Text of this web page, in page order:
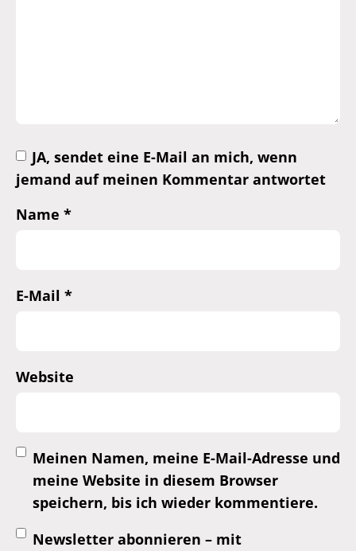
JA, sendet eine E-Mail an mich, wenn
jemand auf meinen Kommentar antwortet
Name *
E-Mail *
Website
Meinen Namen, meine E-Mail-Adresse und
meine Website in diesem Browser
speichern, bis ich wieder kommentiere.
Newsletter abonnieren – mit